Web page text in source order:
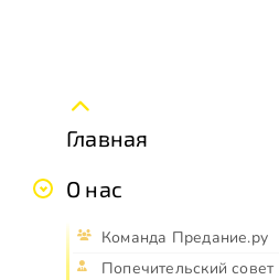
Главная
О нас
Команда Предание.ру
Попечительский совет